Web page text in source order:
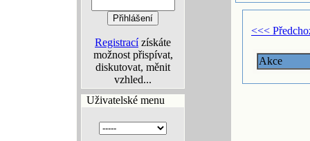
Registracízískáte
možnost přispívat,
diskutovat, měnit
vzhled...
Uživatelské menu
<<<
Akce